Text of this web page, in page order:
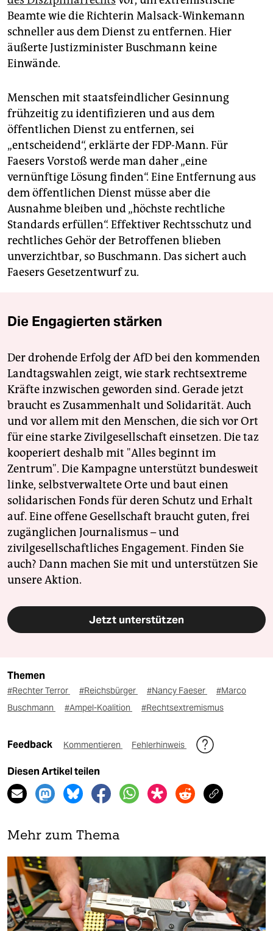
Beamte wie die Richterin Malsack-Winkemann
schneller aus dem Dienst zu entfernen. Hier
äußerte Justizminister Buschmann keine
Einwände.
Menschen mit staatsfeindlicher Gesinnung
frühzeitig zu identifizieren und aus dem
öffentlichen Dienst zu entfernen, sei
„entscheidend“, erklärte der FDP-Mann. Für
Faesers Vorstoß werde man daher „eine
vernünftige Lösung finden“. Eine Entfernung aus
dem öffentlichen Dienst müsse aber die
Ausnahme bleiben und „höchste rechtliche
Standards erfüllen“. Effektiver Rechtsschutz und
rechtliches Gehör der Betroffenen blieben
unverzichtbar, so Buschmann. Das sichert auch
Faesers Gesetzentwurf zu.
Die Engagierten stärken
Der drohende Erfolg der AfD bei den kommenden
Landtagswahlen zeigt, wie stark rechtsextreme
Kräfte inzwischen geworden sind. Gerade jetzt
braucht es Zusammenhalt und Solidarität. Auch
und vor allem mit den Menschen, die sich vor Ort
für eine starke Zivilgesellschaft einsetzen. Die taz
kooperiert deshalb mit "Alles beginnt im
Zentrum". Die Kampagne unterstützt bundesweit
linke, selbstverwaltete Orte und baut einen
solidarischen Fonds für deren Schutz und Erhalt
auf. Eine offene Gesellschaft braucht guten, frei
zugänglichen Journalismus – und
zivilgesellschaftliches Engagement. Finden Sie
auch? Dann machen Sie mit und unterstützen Sie
unsere Aktion.
Jetzt unterstützen
Themen
#Rechter Terror #Reichsbürger #Nancy Faeser
#Marco
Buschmann
#Ampel-Koalition #Rechtsextremismus
Feedback Kommentieren Fehlerhinweis
Diesen Artikel teilen
Mehr zum Thema